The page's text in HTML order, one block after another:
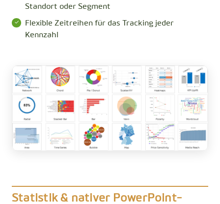
Standort oder Segment
Flexible Zeitreihen für das Tracking jeder
Kennzahl
Statistik & nativer PowerPoint-